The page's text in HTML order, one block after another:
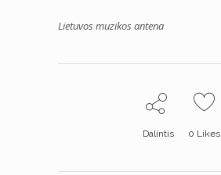
Lietuvos muzikos antena
Dalintis 0 Likes